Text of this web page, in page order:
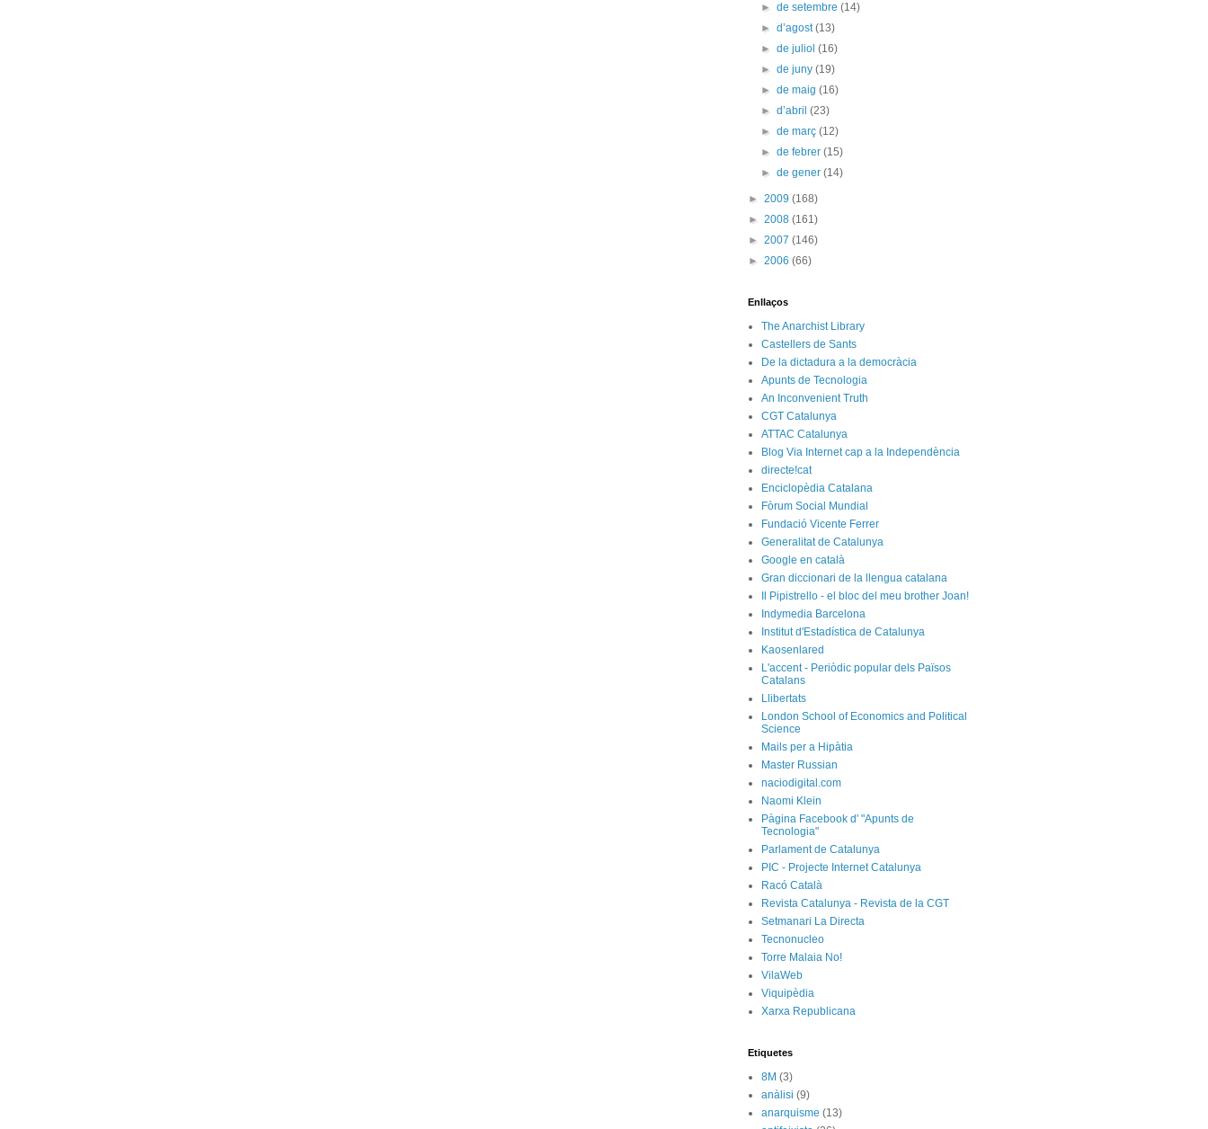
►de setembre(14)
►d’agost(13)
►de juliol(16)
►de juny(19)
►de maig(16)
►d’abril(23)
►de març(12)
►de febrer(15)
►de gener(14)
► 2009 (168)
► 2008 (161)
► 2007 (146)
► 2006 (66)
Enllaços
The Anarchist Library
Castellers de Sants
De la dictadura a la democràcia
Apunts de Tecnologia
An Inconvenient Truth
CGT Catalunya
ATTAC Catalunya
Blog Via Internet cap a la Independència
directe!cat
Enciclopèdia Catalana
Fòrum Social Mundial
Fundació Vicente Ferrer
Generalitat de Catalunya
Google en català
Gran diccionari de la llengua catalana
Il Pipistrello - el bloc del meu brother Joan!
Indymedia Barcelona
Institut d'Estadística de Catalunya
Kaosenlared
L'accent - Periòdic popular dels Països
Catalans
Llibertats
London School of Economics and Political
Science
Mails per a Hipàtia
Master Russian
naciodigital.com
Naomi Klein
Pàgina Facebook d' "Apunts de
Tecnologia"
Parlament de Catalunya
PIC - Projecte Internet Catalunya
Racó Català
Revista Catalunya - Revista de la CGT
Setmanari La Directa
Tecnonucleo
Torre Malaia No!
VilaWeb
Viquipèdia
Xarxa Republicana
Etiquetes
8M (3)
anàlisi (9)
anarquisme (13)